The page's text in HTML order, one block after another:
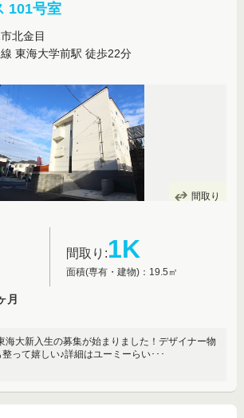
101号室
北金目
東海大学前駅 徒歩22分
間取り
間取り:1K
面積(専有・建物)：19.5㎡
月
海大新入生の募集が始まりました！デザイナー物
って嬉しい♪詳細はユーミーらい･･･